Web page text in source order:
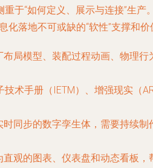
于“如何定义、展示与连接”生
落地不可或缺的“软性”支撑和价
布局模型、装配过程动画、物理
技术手册（IETM）、增强现实
时同步的数字孪生体，需要持续
观的图表、仪表盘和动态看板